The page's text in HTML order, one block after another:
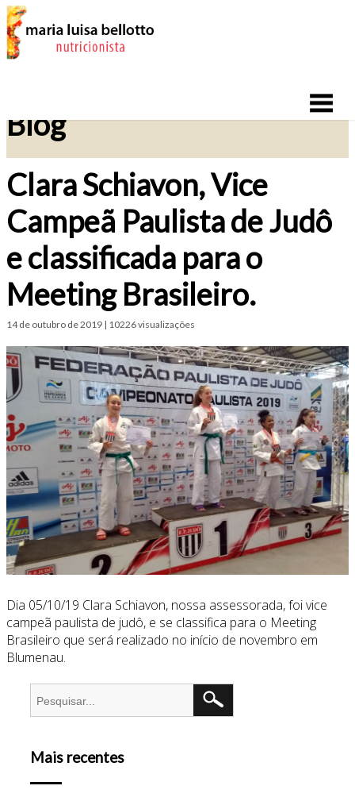
Blog
Clara Schiavon, Vice
Campeã Paulista de Judô
e classificada para o
Meeting Brasileiro.
14 de outubro de 2019 | 10226 visualizações
Dia 05/10/19 Clara Schiavon, nossa assessorada, foi vice
campeã paulista de judô, e se classifica para o Meeting
Brasileiro que será realizado no início de novembro em
Blumenau.
Mais recentes